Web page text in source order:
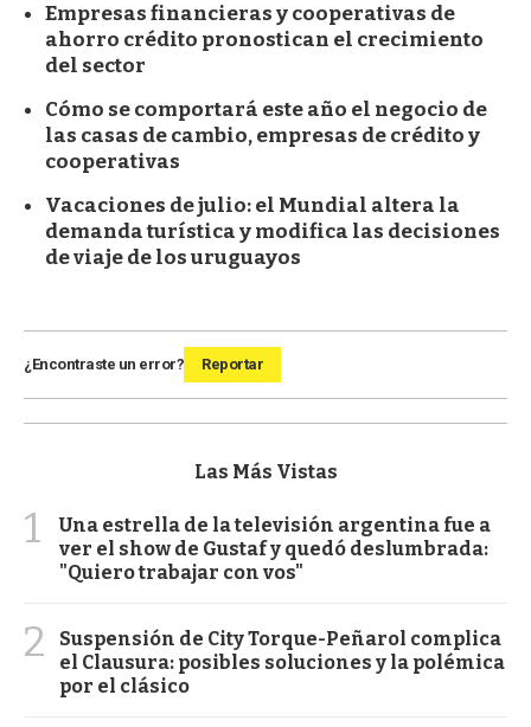
Empresas financieras y cooperativas de
ahorro crédito pronostican el crecimiento
del sector
Cómo se comportará este año el negocio de
las casas de cambio, empresas de crédito y
cooperativas
Vacaciones de julio: el Mundial altera la
demanda turística y modifica las decisiones
de viaje de los uruguayos
¿Encontraste un error? Reportar
Las Más Vistas
1
Una estrella de la televisión argentina fue a
ver el show de Gustaf y quedó deslumbrada:
"Quiero trabajar con vos"
2
Suspensión de City Torque-Peñarol complica
el Clausura: posibles soluciones y la polémica
por el clásico